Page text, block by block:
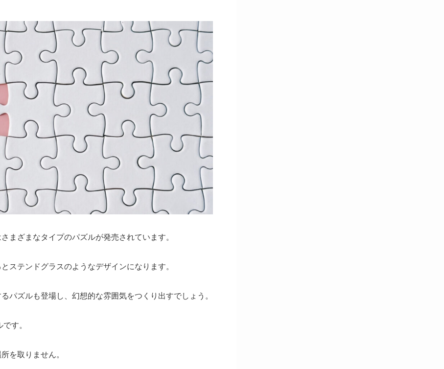
まざまなタイプのパズルが発売されています。
ステンドグラスのようなデザインになります。
パズルも登場し、幻想的な雰囲気をつくり出すでしょう。
す。
を取りません。